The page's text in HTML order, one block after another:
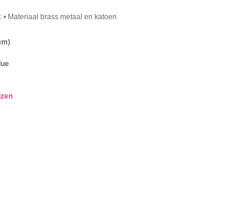
Materiaal brass metaal en katoen